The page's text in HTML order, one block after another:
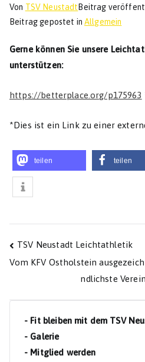
Von TSV Neustadt Beitrag
Beitrag gepostet inAllgemein
Gerne können Sie unsere
unterstützen:
https://betterplace.org/p175963
*Dies ist ein Link zu einer
teilen teilen
Beitragsnavigation
TSV Neustadt Leichtathletik
Vom KFV Ostholstein
ndlichste
- Fit bleiben mit dem TSV
- Galerie
- Mitglied werden